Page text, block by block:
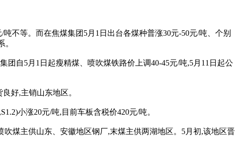
不等。而在焦煤集团5月1日出台各煤种普涨30元-50元/吨、个别
自5月1日起瘦精煤、喷吹煤铁路价上调40-45元/吨,5月11日起公
好,主销山东地区。
小涨20元/吨,目前车板含税价420元/吨。
煤主供山东、安徽地区钢厂,末煤主供两湖地区。5月初,该地区晋